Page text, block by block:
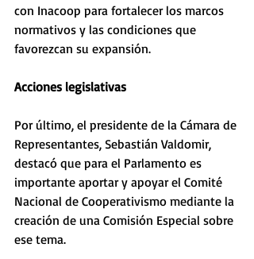
con Inacoop para fortalecer los marcos
normativos y las condiciones que
favorezcan su expansión.
Acciones legislativas
Por último, el presidente de la Cámara de
Representantes, Sebastián Valdomir,
destacó que para el Parlamento es
importante aportar y apoyar el Comité
Nacional de Cooperativismo mediante la
creación de una Comisión Especial sobre
ese tema.